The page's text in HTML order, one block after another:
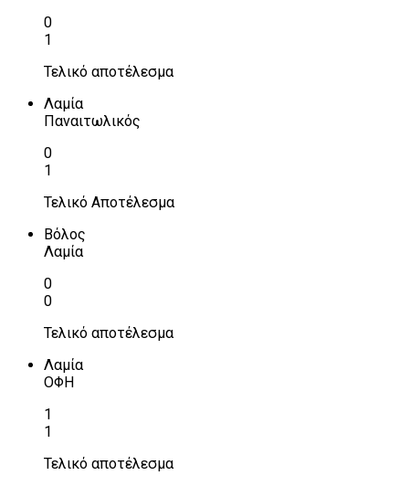
0
1
Τελικό αποτέλεσμα
Λαμία
Παναιτωλικός
0
1
Τελικό Αποτέλεσμα
Βόλος
Λαμία
0
0
Τελικό αποτέλεσμα
Λαμία
ΟΦΗ
1
1
Τελικό αποτέλεσμα